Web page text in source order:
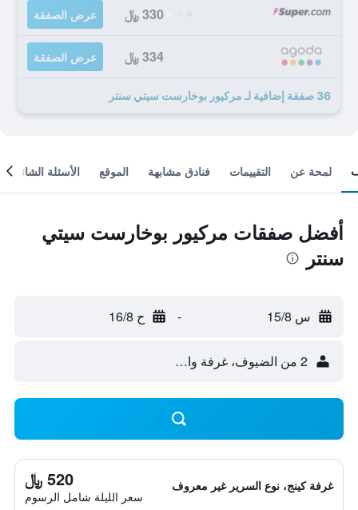
330 ﷼ عرض الصفقة
334 ﷼ عرض الصفقة
36 صفقة إضافية لـ مركيور بوخارست سيتي سنتر
لمحة عن التقييمات فنادق مشابهة الموقع الأسئلة الشائعة
أفضل صفقات مركيور بوخارست سيتي
سنتر
س 15/8 - ح 16/8
2 من الضيوف، غرفة واحدة
غرفة كينج، نوع السرير غير معروف 520 ﷼
سعر الليلة شامل الرسوم